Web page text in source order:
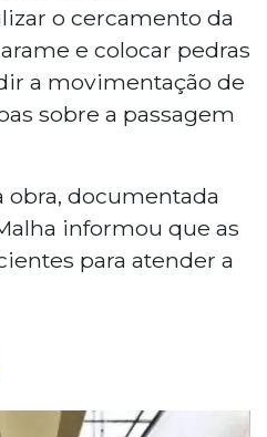
o cercamento da
e colocar pedras
a movimentação de
sobre a passagem
obra, documentada
informou que as
para atender a